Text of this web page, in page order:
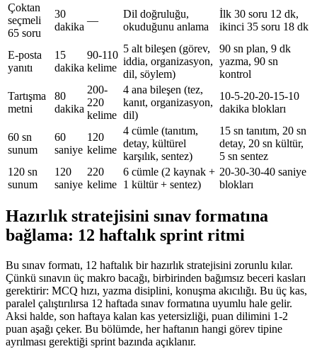
Çoktan
seçmeli
65 soru
30
dakika
—
Dil doğruluğu,
okuduğunu anlama
İlk 30 soru 12 dk,
ikinci 35 soru 18 dk
E-posta
yanıtı
15
dakika
90-110
kelime
5 alt bileşen (görev,
iddia, organizasyon,
dil, söylem)
90 sn plan, 9 dk
yazma, 90 sn
kontrol
Tartışma
metni
80
dakika
200-
220
kelime
4 ana bileşen (tez,
kanıt, organizasyon,
dil)
10-5-20-20-15-10
dakika blokları
60 sn
sunum
60
saniye
120
kelime
4 cümle (tanıtım,
detay, kültürel
karşılık, sentez)
15 sn tanıtım, 20 sn
detay, 20 sn kültür,
5 sn sentez
120 sn
sunum
120
saniye
220
kelime
6 cümle (2 kaynak +
1 kültür + sentez)
20-30-30-40 saniye
blokları
Hazırlık stratejisini sınav formatına
bağlama: 12 haftalık sprint ritmi
Bu sınav formatı, 12 haftalık bir hazırlık stratejisini zorunlu kılar.
Çünkü sınavın üç makro bacağı, birbirinden bağımsız beceri kasları
gerektirir: MCQ hızı, yazma disiplini, konuşma akıcılığı. Bu üç kas,
paralel çalıştırılırsa 12 haftada sınav formatına uyumlu hale gelir.
Aksi halde, son haftaya kalan kas yetersizliği, puan dilimini 1-2
puan aşağı çeker. Bu bölümde, her haftanın hangi görev tipine
ayrılması gerektiği sprint bazında açıklanır.